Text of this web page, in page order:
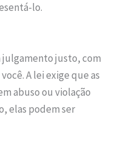
lo.
justo, com
A lei exige que as
abuso ou violação
elas podem ser